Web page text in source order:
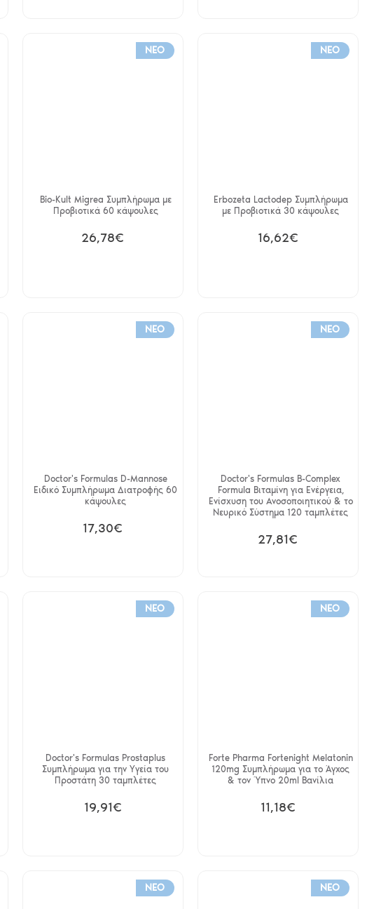
NEO
Bio-Kult Migrea Συμπλήρωμα με
Προβιοτικά 60 κάψουλες
26,78€
NEO
Erbozeta Lactodep Συμπλήρωμα
με Προβιοτικά 30 κάψουλες
16,62€
NEO
Doctor's Formulas D-Mannose
Ειδικό Συμπλήρωμα Διατροφής 60
κάψουλες
17,30€
NEO
Doctor's Formulas B-Complex
Formula Βιταμίνη για Ενέργεια,
Ενίσχυση του Ανοσοποιητικού & το
Νευρικό Σύστημα 120 ταμπλέτες
27,81€
NEO
Doctor's Formulas Prostaplus
Συμπλήρωμα για την Υγεία του
Προστάτη 30 ταμπλέτες
19,91€
NEO
Forte Pharma Fortenight Melatonin
120mg Συμπλήρωμα για το Άγχος
& τον Ύπνο 20ml Βανίλια
11,18€
NEO NEO